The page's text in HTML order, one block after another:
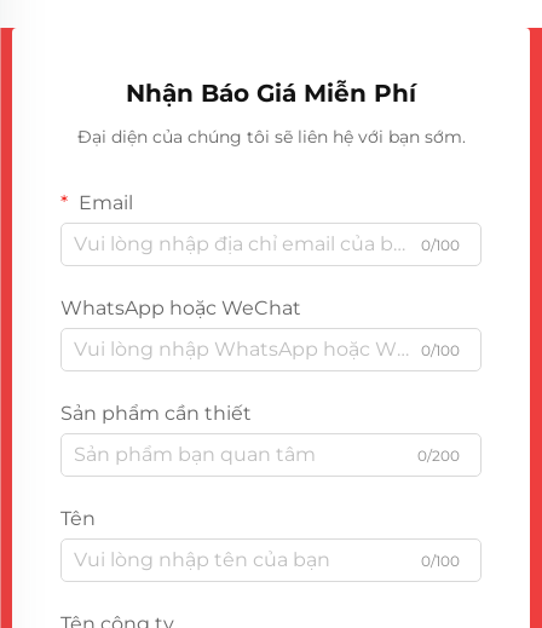
Nhận Báo Giá Miễn Phí
Đại diện của chúng tôi sẽ liên hệ với bạn sớm.
Email
0/100
WhatsApp hoặc WeChat
0/100
Sản phẩm cần thiết
0/200
Tên
0/100